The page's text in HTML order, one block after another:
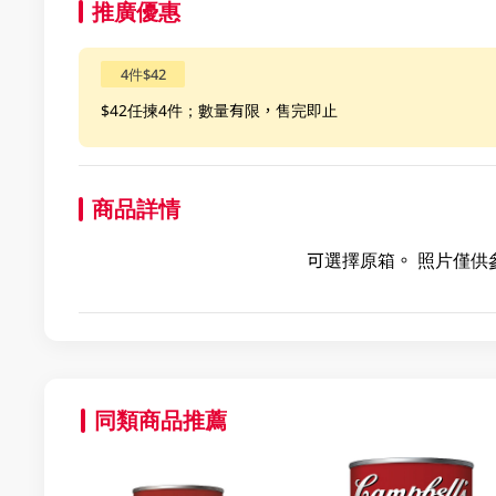
推廣優惠
4件$42
$42任揀4件；數量有限，售完即止
商品詳情
可選擇原箱。 照片僅供
同類商品推薦